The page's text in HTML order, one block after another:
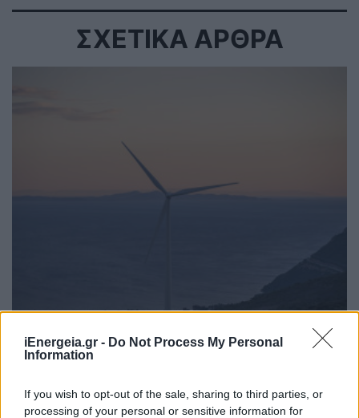
iEnergeia.gr - Do Not Process My Personal
Information
If you wish to opt-out of the sale, sharing to third parties, or
processing of your personal or sensitive information for
ΣΧΕΤΙΚΑ ΑΡΘΡΑ
ΕΛΕΤΑΕΝ: Η Στατιστική της Αιολικής
09/07/2026 - 09:05